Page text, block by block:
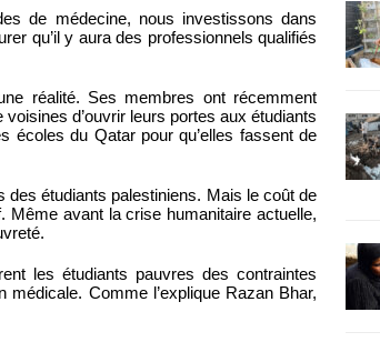
de médecine, nous investissons dans
qu’il y aura des professionnels qualifiés
réalité. Ses membres ont récemment
d’ouvrir leurs portes aux étudiants
écoles du Qatar pour qu’elles fassent de
des étudiants palestiniens. Mais le coût de
Même avant la crise humanitaire actuelle,
les étudiants pauvres des contraintes
médicale. Comme l’explique Razan Bhar,